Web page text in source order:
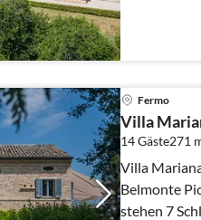
Fermo
Villa
14 Gäste271
Villa
Belmonte
stehen 7